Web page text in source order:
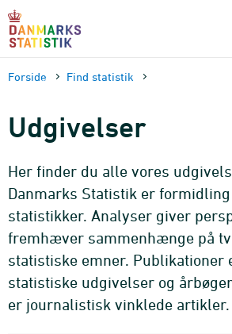
sidens
Forside Find statistik
Udgivelser
Her finder du alle vores
Danmarks Statistik er
statistikker. Analyser giver
fremhæver sammenhænge på
statistiske emner. Publikationer
statistiske udgivelser og
er journalistisk vinklede artikler.